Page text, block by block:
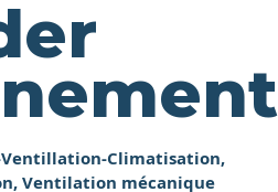
Ventillation-Climatisation,
, Ventilation mécanique